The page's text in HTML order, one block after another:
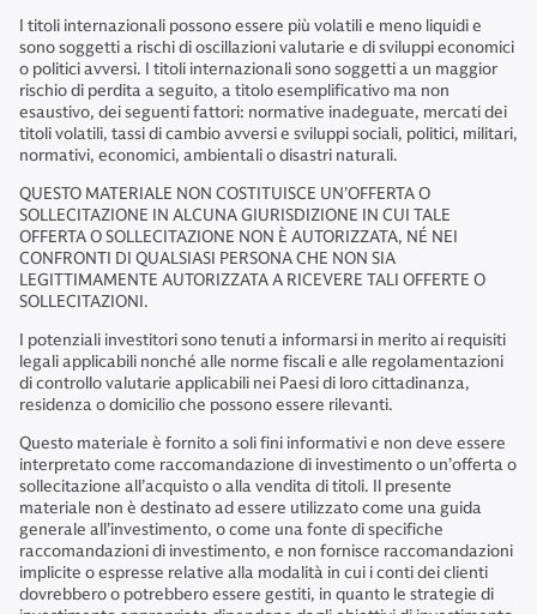
I titoli internazionali possono essere più volatili e meno liquidi e
sono soggetti a rischi di oscillazioni valutarie e di sviluppi economici
o politici avversi. I titoli internazionali sono soggetti a un maggior
rischio di perdita a seguito, a titolo esemplificativo ma non
esaustivo, dei seguenti fattori: normative inadeguate, mercati dei
titoli volatili, tassi di cambio avversi e sviluppi sociali, politici, militari,
normativi, economici, ambientali o disastri naturali.
QUESTO MATERIALE NON COSTITUISCE UN’OFFERTA O
SOLLECITAZIONE IN ALCUNA GIURISDIZIONE IN CUI TALE
OFFERTA O SOLLECITAZIONE NON È AUTORIZZATA, NÉ NEI
CONFRONTI DI QUALSIASI PERSONA CHE NON SIA
LEGITTIMAMENTE AUTORIZZATA A RICEVERE TALI OFFERTE O
SOLLECITAZIONI.
I potenziali investitori sono tenuti a informarsi in merito ai requisiti
legali applicabili nonché alle norme fiscali e alle regolamentazioni
di controllo valutarie applicabili nei Paesi di loro cittadinanza,
residenza o domicilio che possono essere rilevanti.
Questo materiale è fornito a soli fini informativi e non deve essere
interpretato come raccomandazione di investimento o un’offerta o
sollecitazione all’acquisto o alla vendita di titoli. Il presente
materiale non è destinato ad essere utilizzato come una guida
generale all’investimento, o come una fonte di specifiche
raccomandazioni di investimento, e non fornisce raccomandazioni
implicite o espresse relative alla modalità in cui i conti dei clienti
dovrebbero o potrebbero essere gestiti, in quanto le strategie di